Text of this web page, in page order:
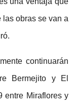
las obras se van a
continuarán
Bermejito y El
entre Miraflores y